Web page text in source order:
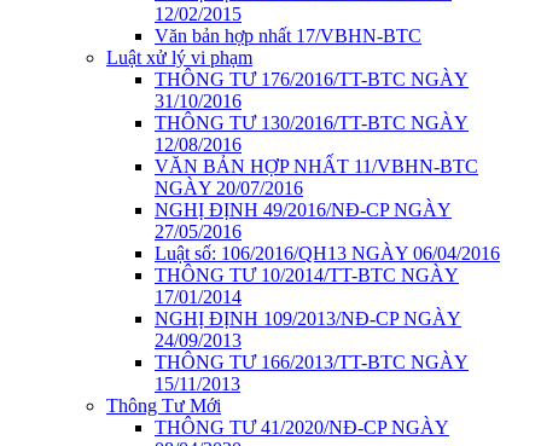
12/02/2015
Văn bản hợp nhất 17/VBHN-BTC
Luật xử lý vi phạm
THÔNG TƯ 176/2016/TT-BTC NGÀY
31/10/2016
THÔNG TƯ 130/2016/TT-BTC NGÀY
12/08/2016
VĂN BẢN HỢP NHẤT 11/VBHN-BTC
NGÀY 20/07/2016
NGHỊ ĐỊNH 49/2016/NĐ-CP NGÀY
27/05/2016
Luật số: 106/2016/QH13 NGÀY 06/04/2016
THÔNG TƯ 10/2014/TT-BTC NGÀY
17/01/2014
NGHỊ ĐỊNH 109/2013/NĐ-CP NGÀY
24/09/2013
THÔNG TƯ 166/2013/TT-BTC NGÀY
15/11/2013
Thông Tư Mới
THÔNG TƯ 41/2020/NĐ-CP NGÀY